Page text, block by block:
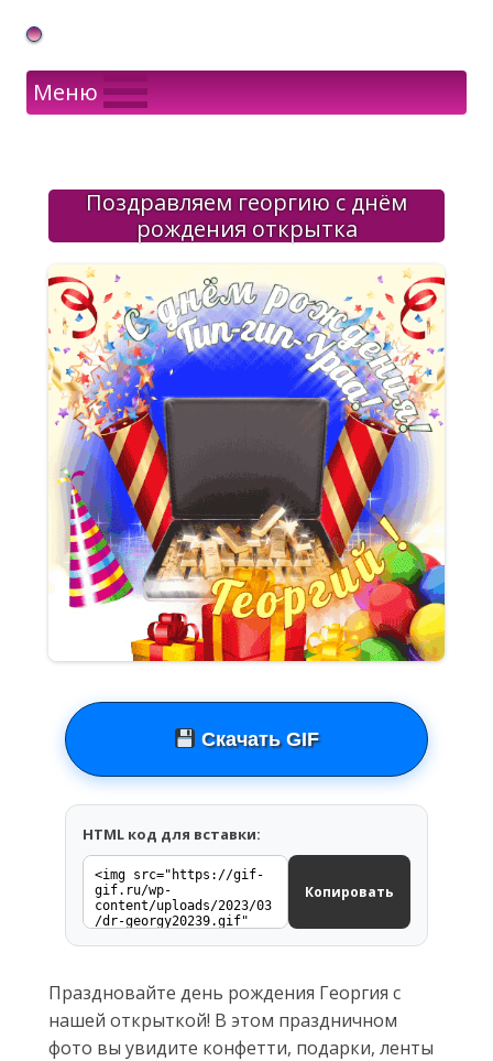
Gif Открытки в подарок
Меню
Поздравляем георгию с днём
рождения открытка
Скачать GIF
HTML код для вставки:
Копировать
Праздновайте день рождения Георгия с
нашей открыткой! В этом праздничном
фото вы увидите конфетти, подарки, ленты